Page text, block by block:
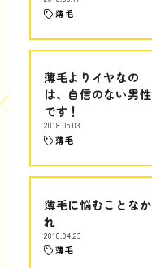
薄毛
薄毛よりイヤなの
は、自信のない男性
です！
2018.05.03
薄毛
薄毛に悩むことなか
れ
2018.04.23
薄毛